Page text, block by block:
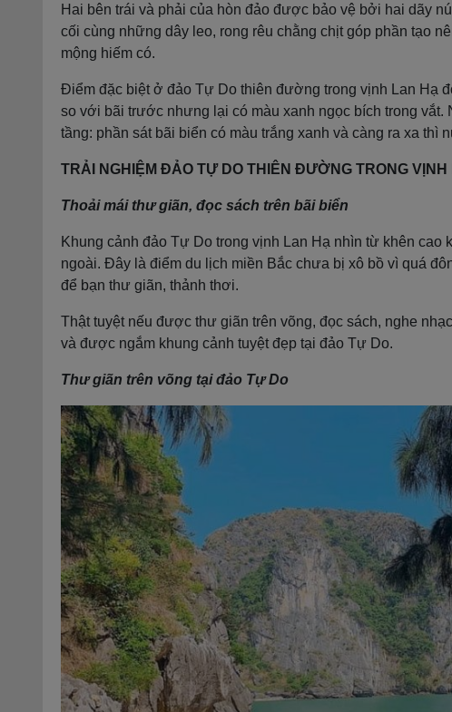
Hai bên trái và phải của hòn đảo được bảo vệ bởi hai dãy
cối cùng những dây leo, rong rêu chằng chịt góp phần tạo
mộng hiếm có.
Điểm đặc biệt ở đảo Tự Do thiên đường trong vịnh Lan Hạ
so với bãi trước nhưng lại có màu xanh ngọc bích trong
tầng: phần sát bãi biển có màu trắng xanh và càng ra xa thì
TRẢI NGHIỆM ĐẢO TỰ DO THIÊN ĐƯỜNG TRONG VỊNH
Thoải mái thư giãn, đọc sách trên bãi biển
Khung cảnh đảo Tự Do trong vịnh Lan Hạ nhìn từ khên
ngoài. Đây là điểm du lịch miền Bắc chưa bị xô bồ vì quá
để bạn thư giãn, thảnh thơi.
Thật tuyệt nếu được thư giãn trên võng, đọc sách, nghe
và được ngắm khung cảnh tuyệt đẹp tại đảo Tự Do.
Thư giãn trên võng tại đảo Tự Do